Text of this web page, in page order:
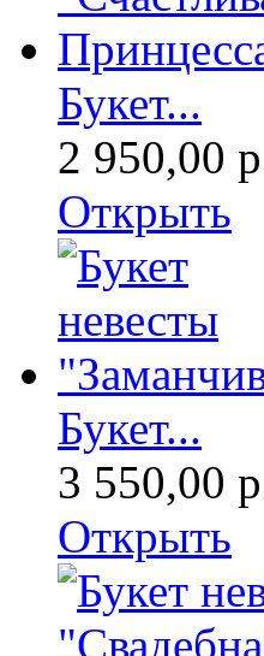
Букет...
2 950,00
Открыть
Букет...
3 550,00
Открыть